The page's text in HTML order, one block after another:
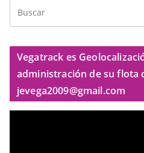
Vegatrack es
administración de su flota
jevega2009@gmail.com